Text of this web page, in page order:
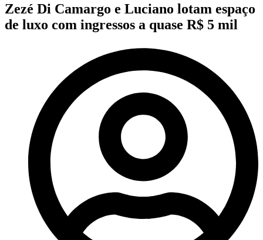
Zezé Di Camargo e Luciano lotam espaço
de luxo com ingressos a quase R$ 5 mil